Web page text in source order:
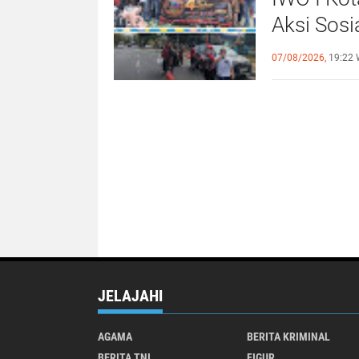
Aksi
untuk
07/08/2026, 19:22
JELAJAHI
AGAMA BERITA KRIMINAL